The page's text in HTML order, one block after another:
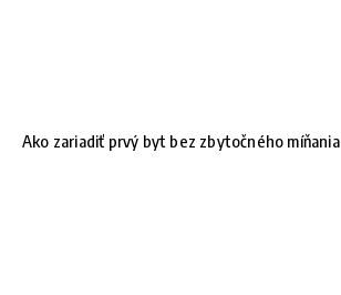
Ako zariadiť prvý byt bez zbytočného míňania